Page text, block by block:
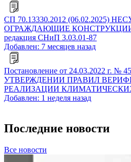
СП 70.13330.2012 (06.02.2025)
ОГРАЖДАЮЩИЕ КОНСТРУКЦИИ
редакция СНиП 3.03.01-87
Добавлен: 7 месяцев назад
Постановление от 24.03.2022 г. №
УТВЕРЖДЕНИИ ПРАВИЛ
РЕАЛИЗАЦИИ
Добавлен: 1 неделя назад
Последние новости
Все новости